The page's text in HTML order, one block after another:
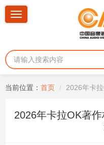
Toggle
当前位置： 首页 2026年卡
2026年卡拉OK著